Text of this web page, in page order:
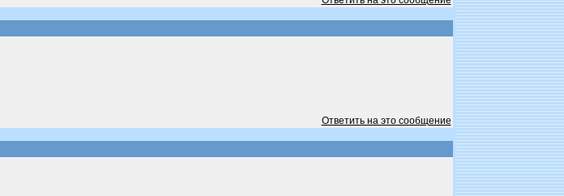
Ответить на это сообщение